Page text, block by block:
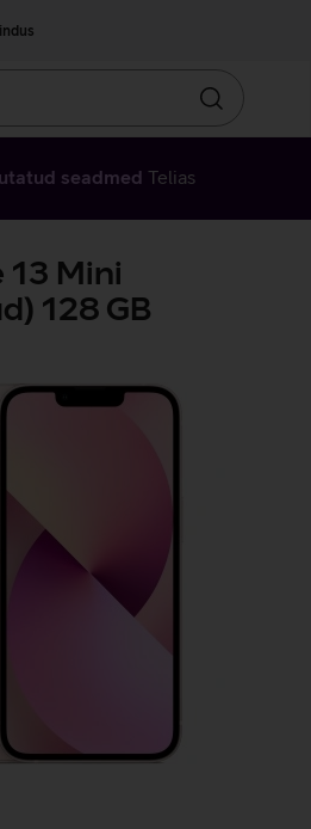
Otsin
seadmed Telias
13 Mini
128 GB